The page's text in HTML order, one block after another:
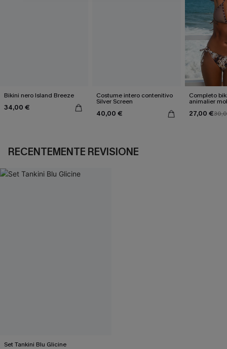
Bikini nero Island Breeze
34,00 €
Costume intero contenitivo
Silver Screen
40,00 €
Completo
animalier
27,00 €
RECENTEMENTE REVISIONE
Set Tankini Blu Glicine